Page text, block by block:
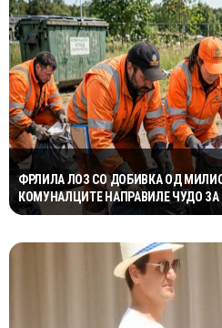
ФРЛИЛА ЛОЗ СО ДОБИВКА ОД
КОМУНАЛЦИТЕ НАПРАВИЛЕ ЧУДО